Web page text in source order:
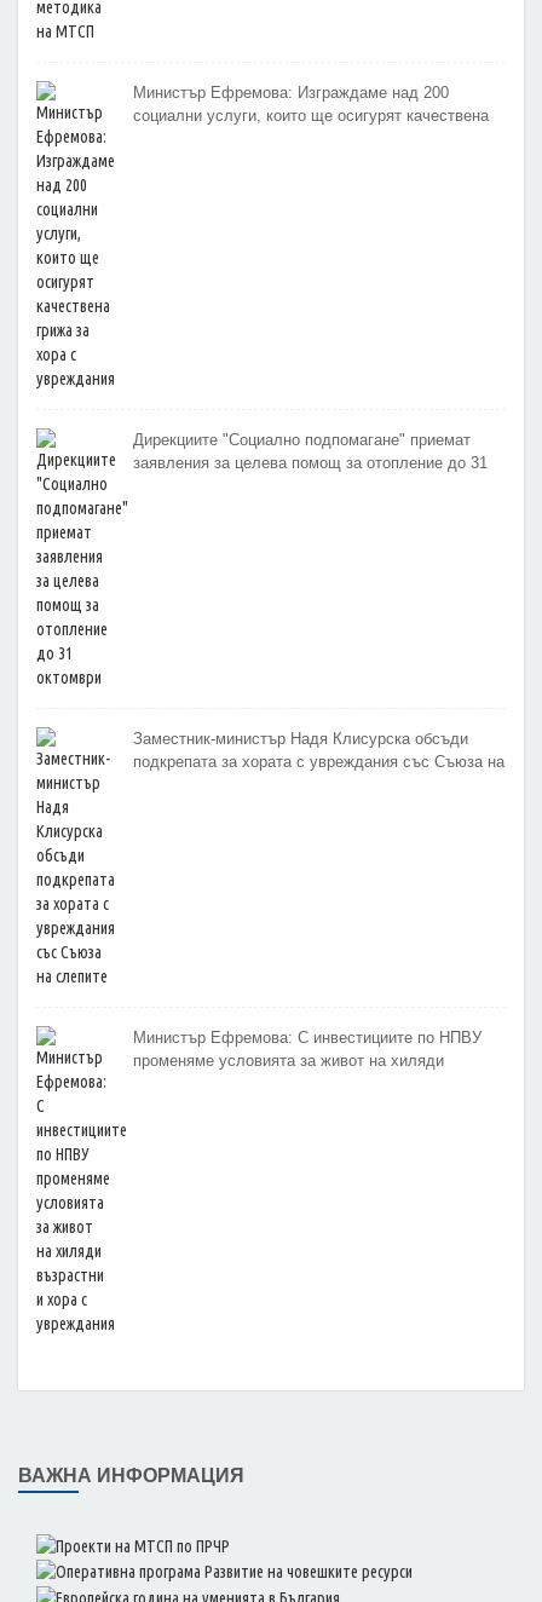
Министър Ефремова: Изграждаме над 200
социални услуги, които ще осигурят качествена
Дирекциите "Социално подпомагане" приемат
заявления за целева помощ за отопление до 31
Заместник-министър Надя Клисурска обсъди
подкрепата за хората с увреждания със Съюза на
Министър Ефремова: С инвестициите по НПВУ
променяме условията за живот на хиляди
ВАЖНА ИНФОРМАЦИЯ